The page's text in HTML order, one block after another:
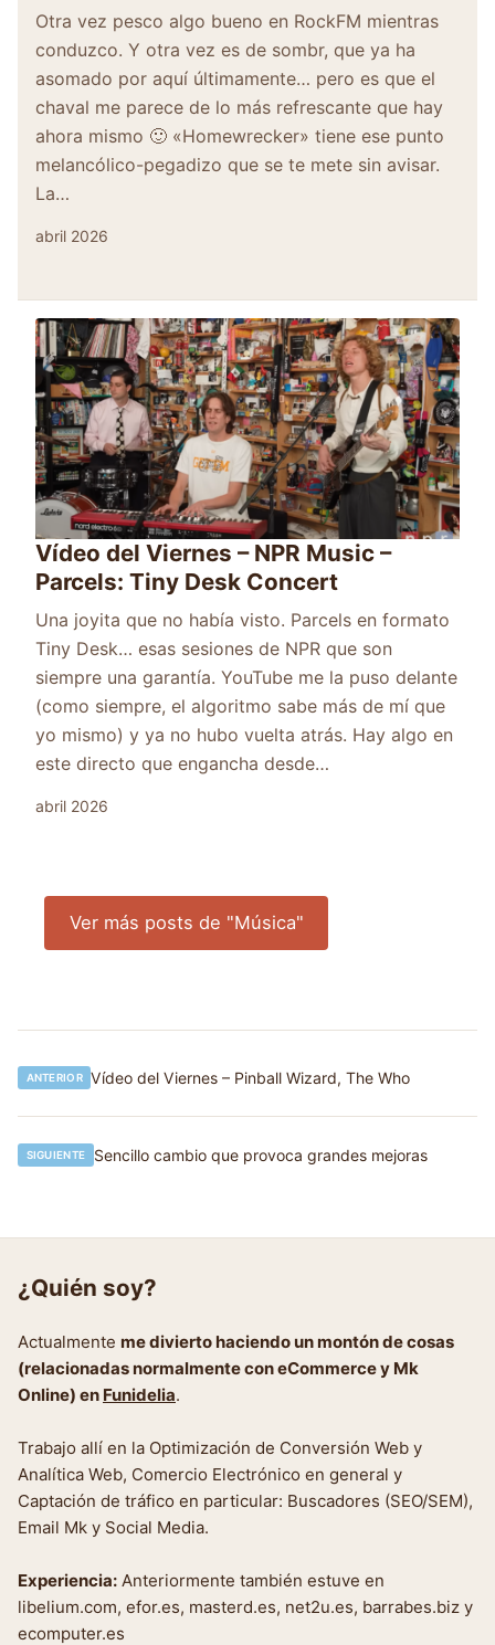
Otra vez pesco algo bueno en RockFM mientras
conduzco. Y otra vez es de sombr, que ya ha
asomado por aquí últimamente… pero es que el
chaval me parece de lo más refrescante que hay
ahora mismo 🙂 «Homewrecker» tiene ese punto
melancólico-pegadizo que se te mete sin avisar.
La…
abril 2026
Vídeo del Viernes – NPR Music –
Parcels: Tiny Desk Concert
Una joyita que no había visto. Parcels en formato
Tiny Desk… esas sesiones de NPR que son
siempre una garantía. YouTube me la puso delante
(como siempre, el algoritmo sabe más de mí que
yo mismo) y ya no hubo vuelta atrás. Hay algo en
este directo que engancha desde…
abril 2026
Ver más posts de "Música"
Navegación
ANTERIOR Vídeo del Viernes – Pinball Wizard, The Who
SIGUIENTE Sencillo cambio que provoca grandes mejoras
¿Quién soy?
Actualmente me divierto haciendo un montón de cosas
(relacionadas normalmente con eCommerce y Mk
Online) en Funidelia.
Trabajo allí en la Optimización de Conversión Web y
Analítica Web, Comercio Electrónico en general y
Captación de tráfico en particular: Buscadores (SEO/SEM),
Email Mk y Social Media.
Experiencia: Anteriormente también estuve en
libelium.com, efor.es, masterd.es, net2u.es, barrabes.biz y
ecomputer.es